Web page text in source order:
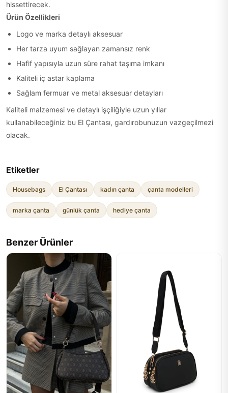
hissettirecek.
Ürün Özellikleri
Logo ve marka detaylı aksesuar
Her tarza uyum sağlayan zamansız renk
Hafif yapısıyla uzun süre rahat taşıma imkanı
Kaliteli iç astar kaplama
Sağlam fermuar ve metal aksesuar detayları
Kaliteli malzemesi ve detaylı işçiliğiyle uzun yıllar
kullanabileceğiniz bu El Çantası, gardırobunuzun vazgeçilmezi
olacak.
Etiketler
Housebags El Çantası kadın çanta çanta modelleri
marka çanta günlük çanta hediye çanta
Benzer Ürünler